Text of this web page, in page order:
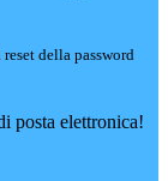
della password
posta elettronica!